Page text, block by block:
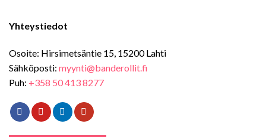
Yhteystiedot
Osoite: Hirsimetsäntie 15, 15200 Lahti
Sähköposti: myynti@banderollit.fi
Puh: +358 50 413 8277